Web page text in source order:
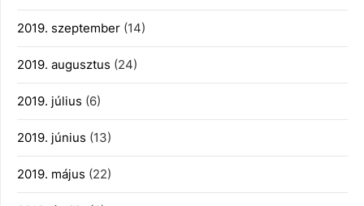
2019. szeptember (14)
2019. augusztus (24)
2019. július (6)
2019. június (13)
2019. május (22)